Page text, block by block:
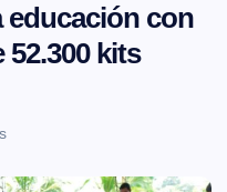
educación con
52.300 kits